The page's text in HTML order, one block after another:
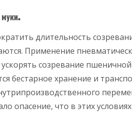
.
длительность
Применение
созревание
бестарное хранение и
опасение, что в этих